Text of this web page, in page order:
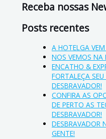
Receba nossas
Posts recentes
A HOTELGA
NOS VEMOS NA
ENCATHO &
FORTALEÇA
DESBRAVADOR!
CONFIRA AS
DE PERTO AS
DESBRAVADOR!
DESBRAVADOR
GENTE!